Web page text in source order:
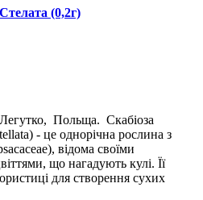
(0,2г)
Польща. Скабіоза
- це однорічна рослина з
відома своїми
що нагадують кулі. Її
для створення сухих